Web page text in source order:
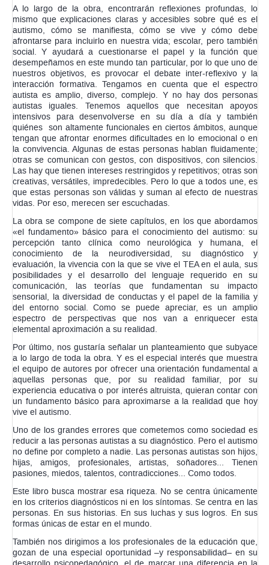
nuestros objetivos, es provocar el debate inter-reflexivo y la
interacción formativa. Tengamos en cuenta que el espectro
autista es amplio, diverso, complejo. Y no hay dos personas
autistas iguales. Tenemos aquellos que necesitan apoyos
intensivos para desenvolverse en su día a día y también
quiénes son altamente funcionales en ciertos ámbitos, aunque
tengan que afrontar enormes dificultades en lo emocional o en
la convivencia. Algunas de estas personas hablan fluidamente;
otras se comunican con gestos, con dispositivos, con silencios.
Las hay que tienen intereses restringidos y repetitivos; otras son
creativas, versátiles, impredecibles. Pero lo que a todos une, es
que estas personas son válidas y suman al efecto de nuestras
vidas. Por eso, merecen ser escuchadas.
La obra se compone de siete capítulos, en los que abordamos
«el fundamento» básico para el conocimiento del autismo: su
percepción tanto clínica como neurológica y humana, el
conocimiento de la neurodiversidad, su diagnóstico y
evaluación, la vivencia con la que se vive el TEA en el aula, sus
comunicación, las teorías que fundamentan su impacto
sensorial, la diversidad de conductas y el papel de la familia y
del entorno social. Como se puede apreciar, es un amplio
espectro de perspectivas que nos van a enriquecer esta
elemental aproximación a su realidad.
Por último, nos gustaría señalar un planteamiento que subyace
a lo largo de toda la obra. Y es el especial interés que muestra
el equipo de autores por ofrecer una orientación fundamental a
aquellas personas que, por su realidad familiar, por su
experiencia educativa o por interés altruista, quieran contar con
vive el autismo.
Uno de los grandes errores que cometemos como sociedad es
reducir a las personas autistas a su diagnóstico. Pero el autismo
no define por completo a nadie. Las personas autistas son hijos,
hijas, amigos, profesionales, artistas, soñadores... Tienen
pasiones, miedos, talentos, contradicciones... Como todos.
Este libro busca mostrar esa riqueza. No se centra únicamente
en los criterios diagnósticos ni en los síntomas. Se centra en las
personas. En sus historias. En sus luchas y sus logros. En sus
formas únicas de estar en el mundo.
También nos dirigimos a los profesionales de la educación que,
gozan de una especial oportunidad –y responsabilidad– en su
desarrollo psicopedagógico, el de marcar una diferencia en la
vida de una persona autista. Nos gustaría por ello, que su
lectura ofreciera una mirada más humana, más empática y
intervención, cada decisión, cada palabra puede tener un
impacto profundo en el entorno del sujeto. Porque hablar de